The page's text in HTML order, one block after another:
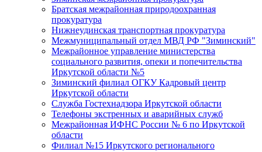
Братская межрайонная природоохранная
прокуратура
Нижнеудинская транспортная прокуратура
Межмуниципальный отдел МВД РФ "Зиминский"
Межрайонное управление министерства
социального развития, опеки и попечительства
Иркутской области №5
Зиминский филиал ОГКУ Кадровый центр
Иркутской области
Служба Гостехнадзора Иркутской области
Телефоны экстренных и аварийных служб
Межрайонная ИФНС России № 6 по Иркутской
области
Филиал №15 Иркутского регионального